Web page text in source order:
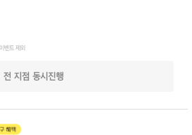
벤트 제외
전 지점 동시진행